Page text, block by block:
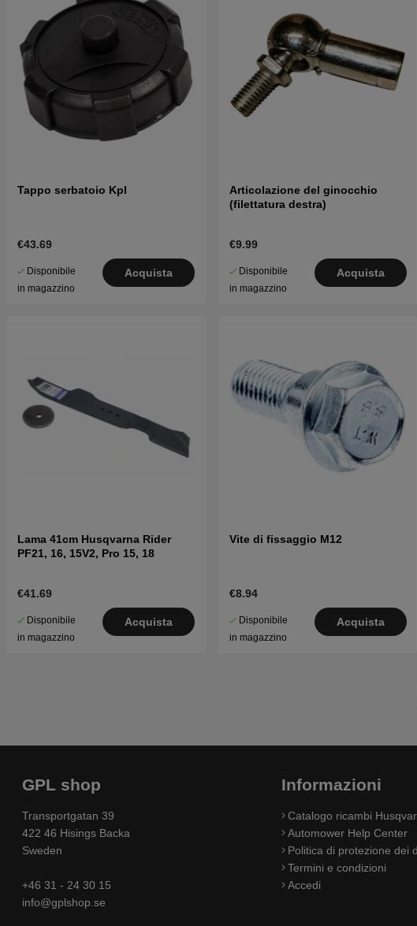
Tappo serbatoio Kpl
€43.69
Disponibile
in magazzino
Acquista
Articolazione del ginocchio
(filettatura destra)
€9.99
Disponibile
in magazzino
Acquista
Lama 41cm Husqvarna Rider
PF21, 16, 15V2, Pro 15, 18
€41.69
Disponibile
in magazzino
Acquista
Vite di fissaggio M12
€8.94
Disponibile
in magazzino
Acquista
GPL shop
Transportgatan 39
422 46 Hisings Backa
Sweden
+46 31 - 24 30 15
info@gplshop.se
Informazioni
Catalogo ricambi
Automower Help Center
Politica di protezione dei
Termini e condizioni
Accedi